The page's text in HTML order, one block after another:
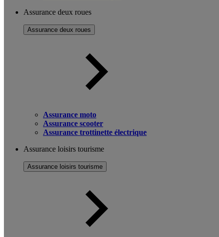
Assurance deux roues
Assurance deux roues
Assurance moto
Assurance scooter
Assurance trottinette électrique
Assurance loisirs tourisme
Assurance loisirs tourisme